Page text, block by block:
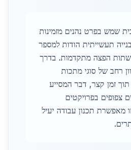
שמש בפרט נהנים מזמינות
תעשייתית הודות למספר
הפצה מתקדמות. בדרך
רחב של סוגי מתכות
זמן קצר, דבר המסייע
צפופים בפרויקטים
מאפשרת תכנון עבודה יעיל